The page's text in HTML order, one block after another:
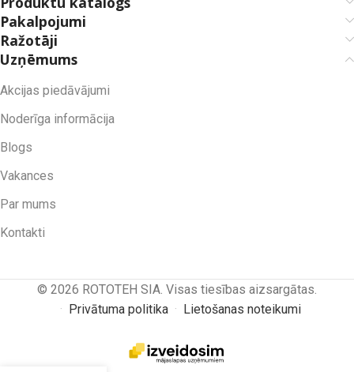
Pakalpojumi
Ražotāji
Uzņēmums
Akcijas piedāvājumi
Noderīga informācija
Blogs
Vakances
Par mums
Kontakti
© 2026 ROTOTEH SIA. Visas tiesības aizsargātas.
· Privātuma politika · Lietošanas noteikumi